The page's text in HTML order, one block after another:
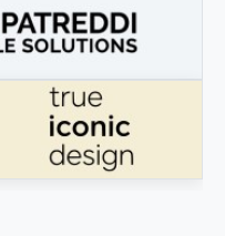
impresión 3D